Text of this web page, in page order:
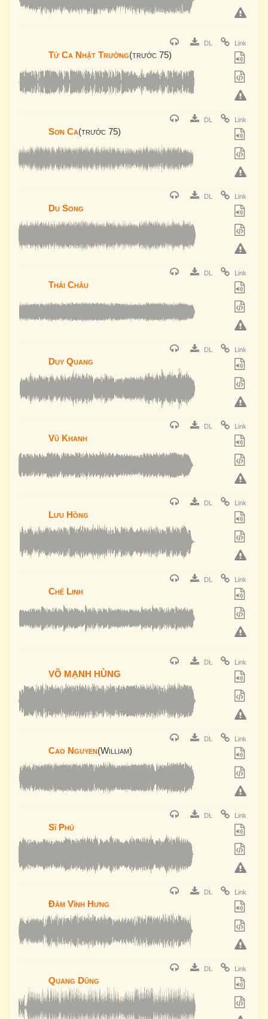
DL Link
Tứ Ca Nhật Trường(trước 75)
DL Link
Sơn Ca(trước 75)
DL Link
Du Song
DL Link
Thái Châu
DL Link
Duy Quang
DL Link
Vũ Khanh
DL Link
Lưu Hồng
DL Link
Chế Linh
DL Link
VÕ MẠNH HÙNG
DL Link
Cao Nguyen(William)
DL Link
Sĩ Phú
DL Link
Đàm Vĩnh Hưng
DL Link
Quang Dũng